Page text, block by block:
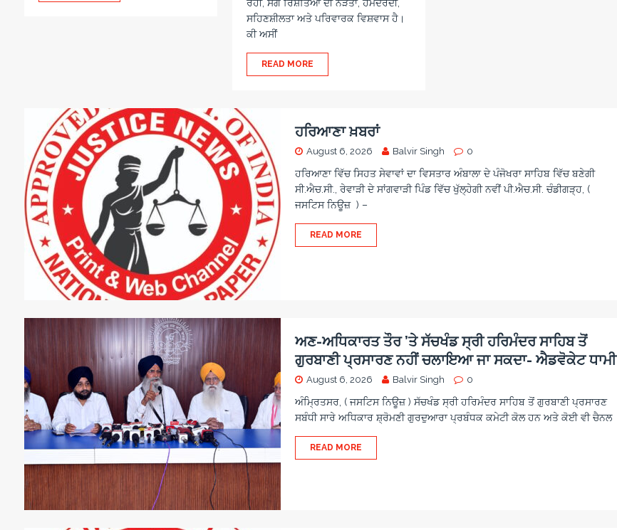
ਰਹੀ, ਸਗੋਂ ਰਿਸ਼ਤਿਆਂ ਦੀ ਨੇੜਤਾ, ਹਮਦਰਦੀ,
ਸਹਿਣਸ਼ੀਲਤਾ ਅਤੇ ਪਰਿਵਾਰਕ ਵਿਸ਼ਵਾਸ ਹੈ।
ਕੀ ਅਸੀਂ
READ MORE
ਹਰਿਆਣਾ ਖ਼ਬਰਾਂ
August 6, 2026 Balvir Singh 0
ਹਰਿਆਣਾ ਵਿੱਚ ਸਿਹਤ ਸੇਵਾਵਾਂ ਦਾ ਵਿਸਤਾਰ ਅੰਬਾਲਾ ਦੇ ਪੰਜੋਖਰਾ ਸਾਹਿਬ ਵਿੱਚ ਬਣੇਗੀ
ਸੀ.ਐਚ.ਸੀ., ਰੇਵਾੜੀ ਦੇ ਸਾਂਗਵਾੜੀ ਪਿੰਡ ਵਿੱਚ ਖੁੱਲ੍ਹੇਗੀ ਨਵੀਂ ਪੀ.ਐਚ.ਸੀ. ਚੰਡੀਗੜ੍ਹ, (
ਜਸਟਿਸ ਨਿਊਜ਼ ) –
READ MORE
ਅਣ-ਅਧਿਕਾਰਤ ਤੌਰ ’ਤੇ ਸੱਚਖੰਡ ਸ੍ਰੀ ਹਰਿਮੰਦਰ ਸਾਹਿਬ ਤੋਂ
ਗੁਰਬਾਣੀ ਪ੍ਰਸਾਰਣ ਨਹੀਂ ਚਲਾਇਆ ਜਾ ਸਕਦਾ- ਐਡਵੋਕੇਟ ਧਾਮੀ
August 6, 2026 Balvir Singh 0
ਅੰਮ੍ਰਿਤਸਰ, ( ਜਸਟਿਸ ਨਿਊਜ਼ ) ਸੱਚਖੰਡ ਸ੍ਰੀ ਹਰਿਮੰਦਰ ਸਾਹਿਬ ਤੋਂ ਗੁਰਬਾਣੀ ਪ੍ਰਸਾਰਣ
ਸਬੰਧੀ ਸਾਰੇ ਅਧਿਕਾਰ ਸ਼੍ਰੋਮਣੀ ਗੁਰਦੁਆਰਾ ਪ੍ਰਬੰਧਕ ਕਮੇਟੀ ਕੋਲ ਹਨ ਅਤੇ ਕੋਈ ਵੀ ਚੈਨਲ
READ MORE